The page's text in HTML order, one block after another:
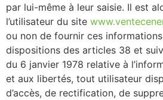
par lui-même à leur saisie. Il est
l’utilisateur du site
ou non de fournir ces
dispositions des articles 38 et
du 6 janvier 1978 relative à
et aux libertés, tout utilisateur
d’accès, de rectification, de